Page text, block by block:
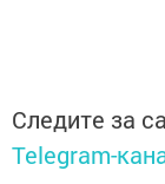
Следите за
Telegram-